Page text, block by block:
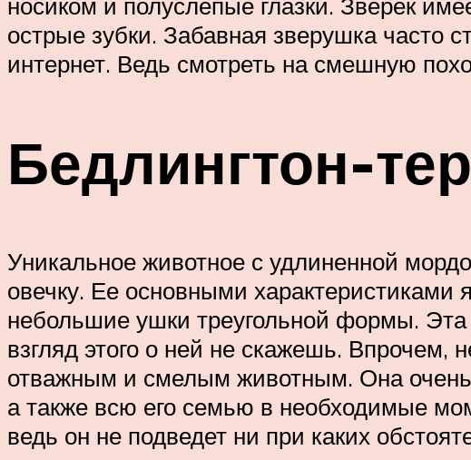
острые зубки. Забавная зверушка часто
интернет. Ведь смотреть на смешную
Бедлингтон-
Уникальное животное с удлиненной
овечку. Ее основными характеристиками
небольшие ушки треугольной формы. Эта
взгляд этого о ней не скажешь.
отважным и смелым животным. Она очень
а также всю его семью в необходимые
ведь он не подведет ни при каких